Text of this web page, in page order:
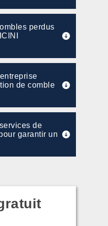
perdus
de comble
de
garantir un